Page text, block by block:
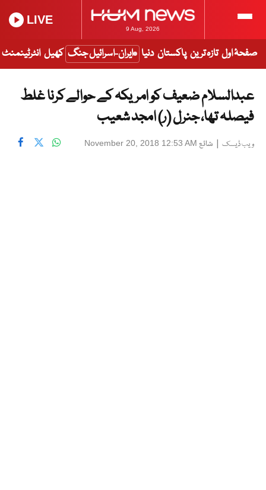
9 Aug, 2026
LIVE
صفحۂ اول تازہ ترین پاکستان دنیا ایران-اسرائیل جنگ کھیل انٹرٹینمنٹ
عبدالسلام ضعیف کو امریکہ کے حوالے کرنا غلط
فیصلہ تھا، جنرل (ر) امجد شعیب
ویب ڈیسک | شائع November 20, 2018 12:53 AM